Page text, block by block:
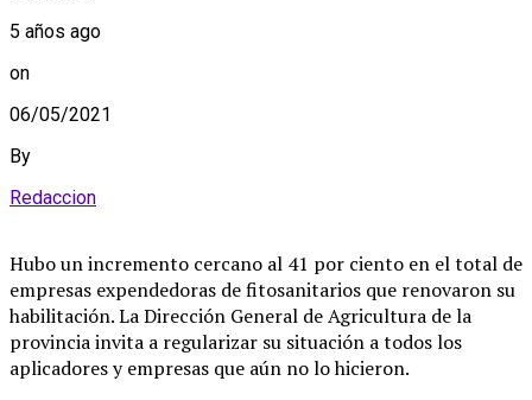
5 años ago
on
06/05/2021
By
Redaccion
Hubo un incremento cercano al 41 por ciento en el total de
empresas expendedoras de fitosanitarios que renovaron su
habilitación. La Dirección General de Agricultura de la
provincia invita a regularizar su situación a todos los
aplicadores y empresas que aún no lo hicieron.